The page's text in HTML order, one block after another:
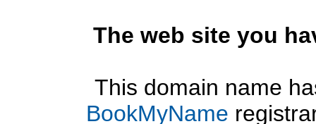
The web site you
This domain name
BookMyName